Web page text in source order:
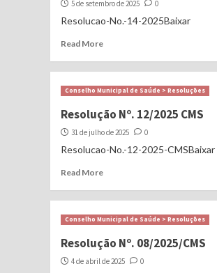
5 de setembro de 2025 0
Resolucao-No.-14-2025Baixar
Read More
Conselho Municipal de Saúde > Resoluções
Resolução Nº. 12/2025 CMS
31 de julho de 2025 0
Resolucao-No.-12-2025-CMSBaixar
Read More
Conselho Municipal de Saúde > Resoluções
Resolução Nº. 08/2025/CMS
4 de abril de 2025 0